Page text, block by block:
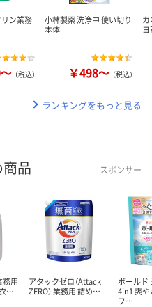
ン業務
（税込）
小林製薬 洗浄中 使い切り
本体
￥498～ （税込）
ランキングをもっと見る
品 スポンサー
務用
…
アタックゼロ（Attack
ZERO） 業務用 詰め…
ボールド
4in1 爽
フ…